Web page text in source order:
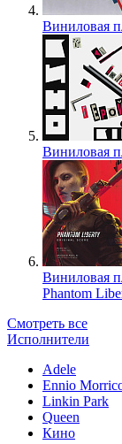
Виниловая
Виниловая
Виниловая
Phantom
Смотреть все
Исполнители
Adele
Ennio
Linkin Park
Queen
Кино